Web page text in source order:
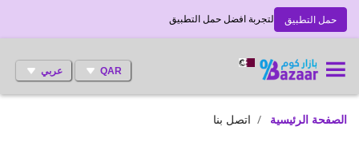
حمل التطبيق لتجربة افضل حمل التطبيق
QAR عربي
الصفحة الرئيسية اتصل بنا